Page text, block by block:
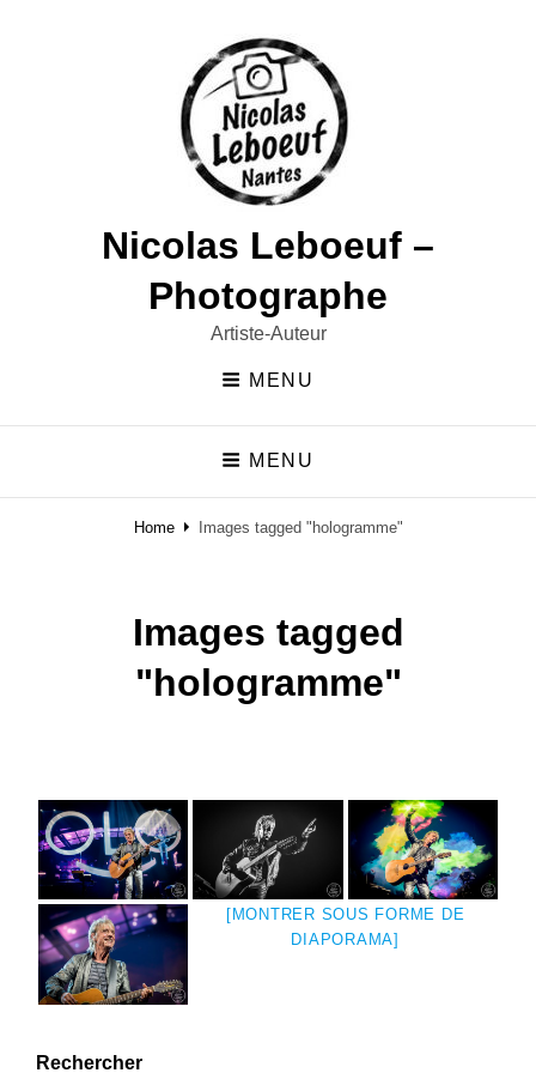
Nicolas Leboeuf –
Photographe
Artiste-Auteur
MENU
MENU
Home Images tagged "hologramme"
Images tagged
"hologramme"
[MONTRER SOUS FORME DE
DIAPORAMA]
Rechercher